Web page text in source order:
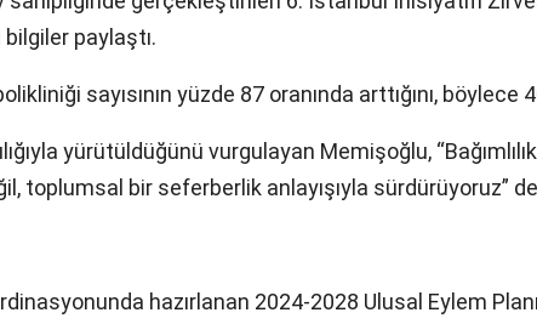
paylaştı.
sayısının yüzde 87 oranında arttığını, böylece
yürütüldüğünü vurgulayan Memişoğlu,
toplumsal bir seferberlik anlayışıyla sürdürüyoruz”
hazırlanan 2024-2028 Ulusal Eylem